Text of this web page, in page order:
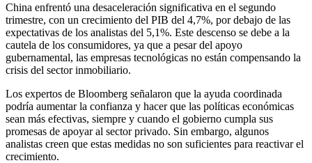
China enfrentó una desaceleración significativa en el segundo
trimestre, con un crecimiento del PIB del 4,7%, por debajo de las
expectativas de los analistas del 5,1%. Este descenso se debe a la
cautela de los consumidores, ya que a pesar del apoyo
gubernamental, las empresas tecnológicas no están compensando la
crisis del sector inmobiliario.
Los expertos de Bloomberg señalaron que la ayuda coordinada
podría aumentar la confianza y hacer que las políticas económicas
sean más efectivas, siempre y cuando el gobierno cumpla sus
promesas de apoyar al sector privado. Sin embargo, algunos
analistas creen que estas medidas no son suficientes para reactivar el
crecimiento.